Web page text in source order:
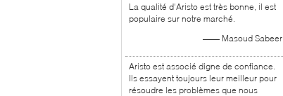
La qualité d'Aristo est très bonne, il est
populaire sur notre marché.
—— Masoud Sabeer
Aristo est associé digne de confiance.
Ils essayent toujours leur meilleur pour
résoudre les problèmes que nous